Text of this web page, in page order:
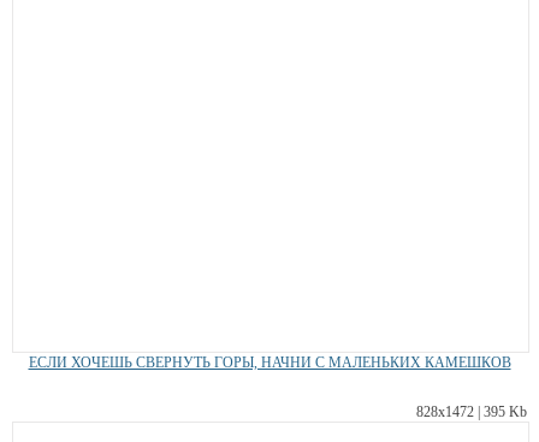
ЕСЛИ ХОЧЕШЬ СВЕРНУТЬ ГОРЫ, НАЧНИ С МАЛЕНЬКИХ КАМЕШКОВ
828х1472 | 395 Kb